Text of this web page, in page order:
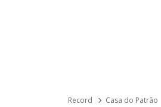
Record Casa do Patrão